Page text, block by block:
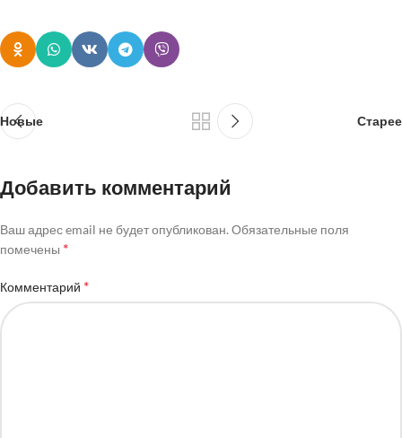
Новые Старее
Добавить комментарий
Ваш адрес email не будет опубликован. Обязательные поля
помечены *
Комментарий *